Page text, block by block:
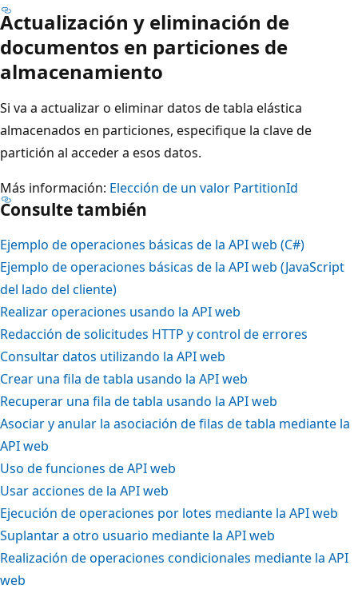
Actualización y eliminación de
documentos en particiones de
almacenamiento
Si va a actualizar o eliminar datos de tabla elástica
almacenados en particiones, especifique la clave de
partición al acceder a esos datos.
Más información: Elección de un valor PartitionId
Consulte también
Ejemplo de operaciones básicas de la API web (C#)
Ejemplo de operaciones básicas de la API web (JavaScript
del lado del cliente)
Realizar operaciones usando la API web
Redacción de solicitudes HTTP y control de errores
Consultar datos utilizando la API web
Crear una fila de tabla usando la API web
Recuperar una fila de tabla usando la API web
Asociar y anular la asociación de filas de tabla mediante la
API web
Uso de funciones de API web
Usar acciones de la API web
Ejecución de operaciones por lotes mediante la API web
Suplantar a otro usuario mediante la API web
Realización de operaciones condicionales mediante la API
web